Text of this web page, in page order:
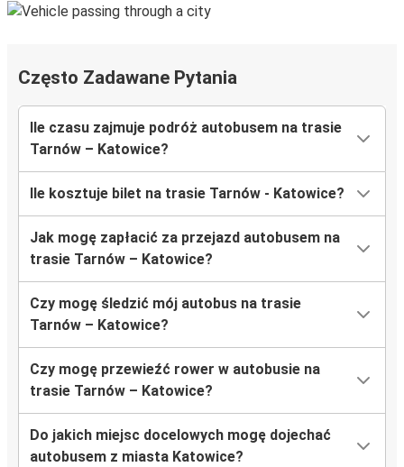
Często Zadawane Pytania
Ile czasu zajmuje podróż autobusem na trasie
Tarnów – Katowice?
Ile kosztuje bilet na trasie Tarnów - Katowice?
Jak mogę zapłacić za przejazd autobusem na
trasie Tarnów – Katowice?
Czy mogę śledzić mój autobus na trasie
Tarnów – Katowice?
Czy mogę przewieźć rower w autobusie na
trasie Tarnów – Katowice?
Do jakich miejsc docelowych mogę dojechać
autobusem z miasta Katowice?